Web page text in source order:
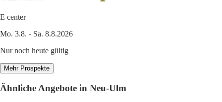
E center
Mo. 3.8. - Sa. 8.8.2026
Nur noch heute gültig
Mehr Prospekte
Ähnliche Angebote in Neu-Ulm